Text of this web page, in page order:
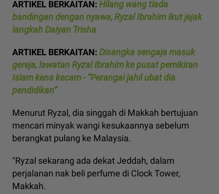
ARTIKEL BERKAITAN: Hilang wang tiada
bandingan dengan nyawa, Ryzal Ibrahim ikut jejak
langkah Daiyan Trisha
ARTIKEL BERKAITAN: Disangka sengaja masuk
gereja, lawatan Ryzal Ibrahim ke pusat pemikiran
Islam kena kecam - “Perangai jahil ubat dia
pendidikan”
Menurut Ryzal, dia singgah di Makkah bertujuan
mencari minyak wangi kesukaannya sebelum
berangkat pulang ke Malaysia.
"Ryzal sekarang ada dekat Jeddah, dalam
perjalanan nak beli perfume di Clock Tower,
Makkah.